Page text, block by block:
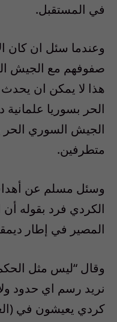
في المستقبل.
وعندما سئل ان كان
صفوفهم مع الجيش
هذا لا يمكن ان يحدث
الحر بسوريا
الجيش السوري الحر
متطرفين.
وسئل مسلم عن
الكردي فرد بقوله أن
المصير في إطار
وقال “ليس مثل
نريد رسم اي حدود
كردي يعيشون في